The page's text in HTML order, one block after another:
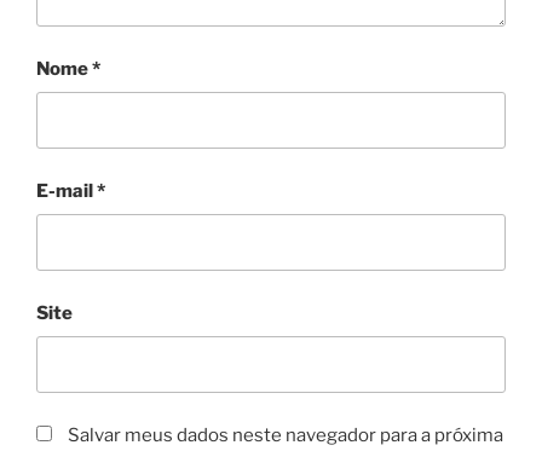
Nome*
E-mail*
Site
Salvar meus dados neste navegador para a próxima